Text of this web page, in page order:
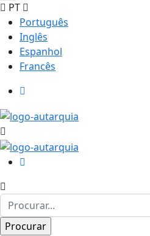
PT
Português
Inglês
Espanhol
Francês